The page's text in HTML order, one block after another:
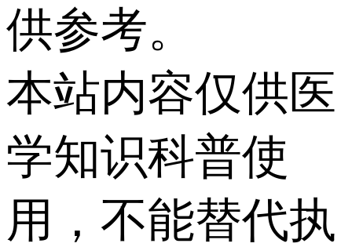
供参考。
本站内容仅供医
学知识科普使
用，不能替代执